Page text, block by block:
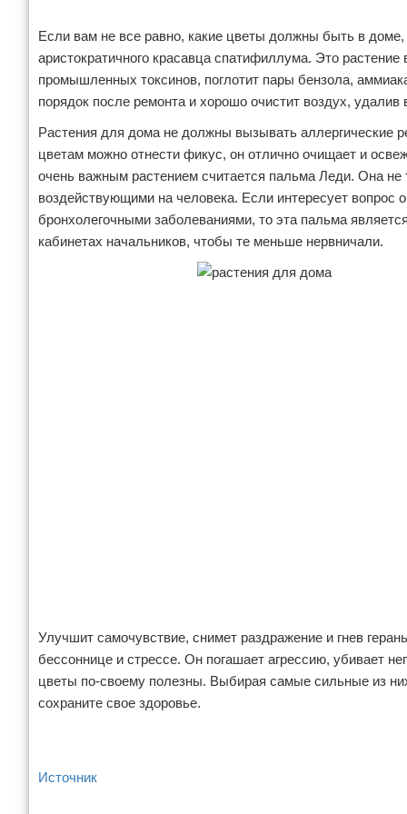
Если вам не все равно, какие цветы должны быть в доме,
аристократичного красавца спатифиллума. Это
промышленных токсинов, поглотит пары бензола,
порядок после ремонта и хорошо очистит воздух, удалив
Растения для дома не должны вызывать аллергические
цветам можно отнести фикус, он отлично очищает и
очень важным растением считается пальма Леди. Она не
воздействующими на человека. Если интересует
бронхолегочными заболеваниями, то эта пальма
кабинетах начальников, чтобы те меньше нервничали.
Улучшит самочувствие, снимет раздражение и гнев
бессоннице и стрессе. Он погашает агрессию, убивает
цветы по-своему полезны. Выбирая самые сильные из
сохраните свое здоровье.
Источник